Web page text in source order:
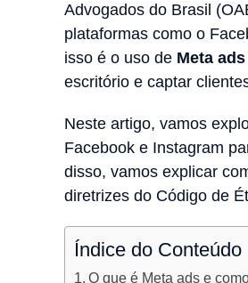
Advogados do Brasil
plataformas como o
isso é o uso de Meta
escritório e captar
Neste artigo, vamos
Facebook e Instagram
disso, vamos explicar
diretrizes do Código de
Índice do Conteúdo
O que é Meta ads e